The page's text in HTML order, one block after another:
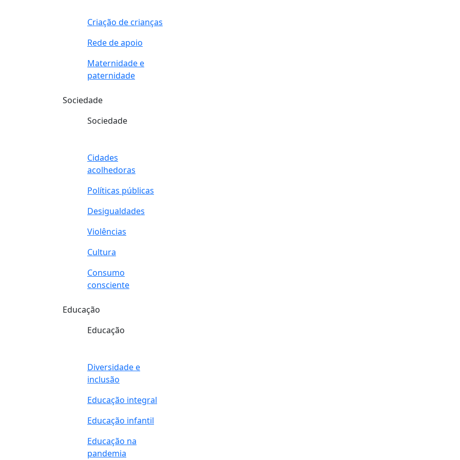
Criação de crianças
Rede de apoio
Maternidade e
paternidade
Sociedade
Sociedade
Cidades
acolhedoras
Políticas públicas
Desigualdades
Violências
Cultura
Consumo
consciente
Educação
Educação
Diversidade e
inclusão
Educação integral
Educação infantil
Educação na
pandemia